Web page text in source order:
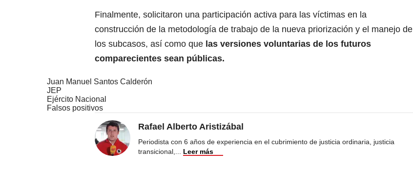
Finalmente, solicitaron una participación activa para las víctimas en la
construcción de la metodología de trabajo de la nueva priorización y el manejo de
los subcasos, así como que las versiones voluntarias de los futuros
comparecientes sean públicas.
Juan Manuel Santos Calderón
JEP
Ejército Nacional
Falsos positivos
Rafael Alberto Aristizábal
Periodista con 6 años de experiencia en el cubrimiento de justicia ordinaria, justicia
transicional,
Leer más